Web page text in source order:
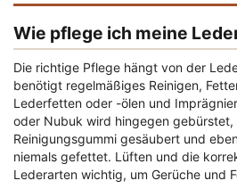
Wie pflege ich meine
Die richtige Pflege hängt von der
benötigt regelmäßiges Reinigen,
Lederfetten oder -ölen und
oder Nubuk wird hingegen gebürstet,
Reinigungsgummi gesäubert und
niemals gefettet. Lüften und die
Lederarten wichtig, um Gerüche und